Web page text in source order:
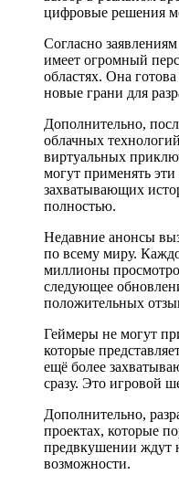
цифровые решения
Согласно
имеет огромный
областях. Она
новые грани для
Дополнительно,
облачных
виртуальных
могут применять
захватывающих
полностью.
Недавние анонсы
по всему миру.
миллионы
следующее
положительных
Геймеры не могут
которые
ещё более
сразу. Это игровой
Дополнительно,
проектах, которые
предвкушении ждут
возможности.